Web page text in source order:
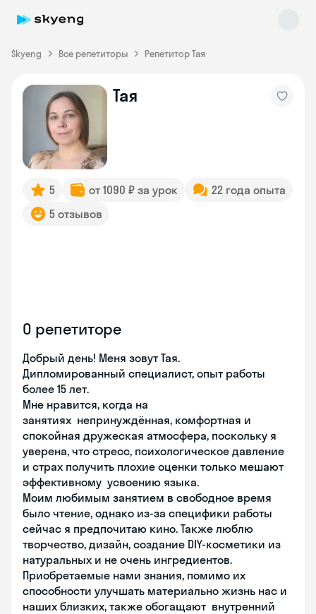
Skyeng Все репетиторы Репетитор Тая
Тая
5 от 1090 ₽ за урок
22 года опыта
5 отзывов
О репетиторе
Добрый день! Меня зовут Тая.
Дипломированный специалист, опыт работы
более 15 лет.
Мне нравится, когда на
занятиях непринуждённая, комфортная и
спокойная дружеская атмосфера, поскольку я
уверена, что стресс, психологическое давление
и страх получить плохие оценки только мешают
эффективному усвоению языка.
Моим любимым занятием в свободное время
было чтение, однако из-за специфики работы
сейчас я предпочитаю кино. Также люблю
творчество, дизайн, создание DIY-косметики из
натуральных и не очень ингредиентов.
Приобретаемые нами знания, помимо их
способности улучшать материально жизнь нас и
наших близких, также обогащают внутренний
Skyeng Chat
online